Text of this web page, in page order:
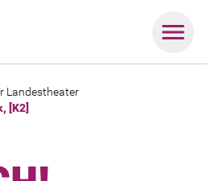
Landestheater
[K2]